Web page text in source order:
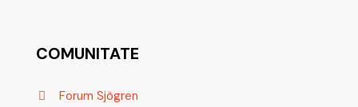
COMUNITATE
Forum Sjögren